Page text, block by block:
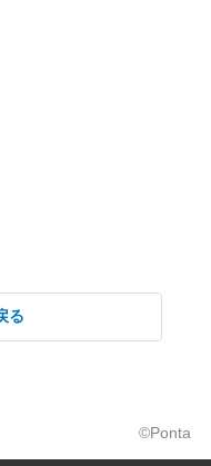
る
©Ponta